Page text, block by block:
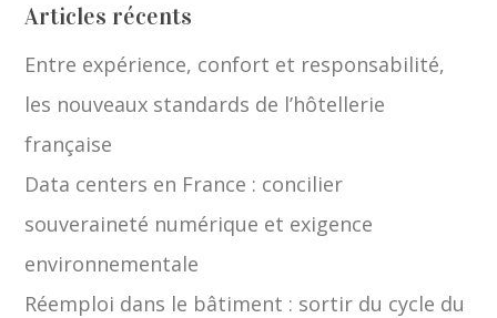
Articles récents
Entre expérience, confort et responsabilité,
les nouveaux standards de l’hôtellerie
française
Data centers en France : concilier
souveraineté numérique et exigence
environnementale
Réemploi dans le bâtiment : sortir du cycle du